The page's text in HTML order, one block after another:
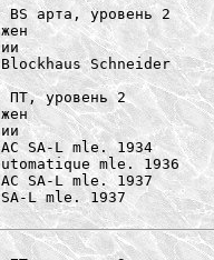
BS арта, уровень 2
Schneider
ПТ, уровень 2
SA-L mle. 1934
mle. 1936
SA-L mle. 1937
L mle. 1937